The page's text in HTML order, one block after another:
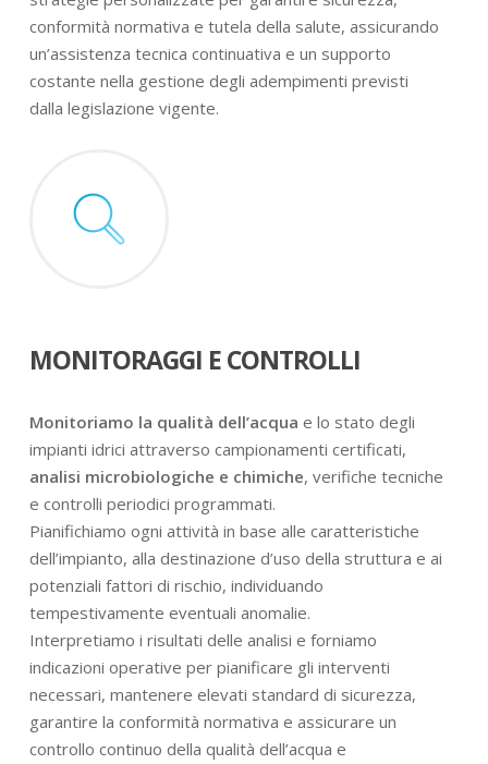
conformità normativa e tutela della salute, assicurando
un’assistenza tecnica continuativa e un supporto
costante nella gestione degli adempimenti previsti
dalla legislazione vigente.
MONITORAGGI E CONTROLLI
Monitoriamo la qualità dell’acqua e lo stato degli
impianti idrici attraverso campionamenti certificati,
analisi microbiologiche e chimiche, verifiche tecniche
e controlli periodici programmati.
Pianifichiamo ogni attività in base alle caratteristiche
dell’impianto, alla destinazione d’uso della struttura e ai
potenziali fattori di rischio, individuando
tempestivamente eventuali anomalie.
Interpretiamo i risultati delle analisi e forniamo
indicazioni operative per pianificare gli interventi
necessari, mantenere elevati standard di sicurezza,
garantire la conformità normativa e assicurare un
controllo continuo della qualità dell’acqua e